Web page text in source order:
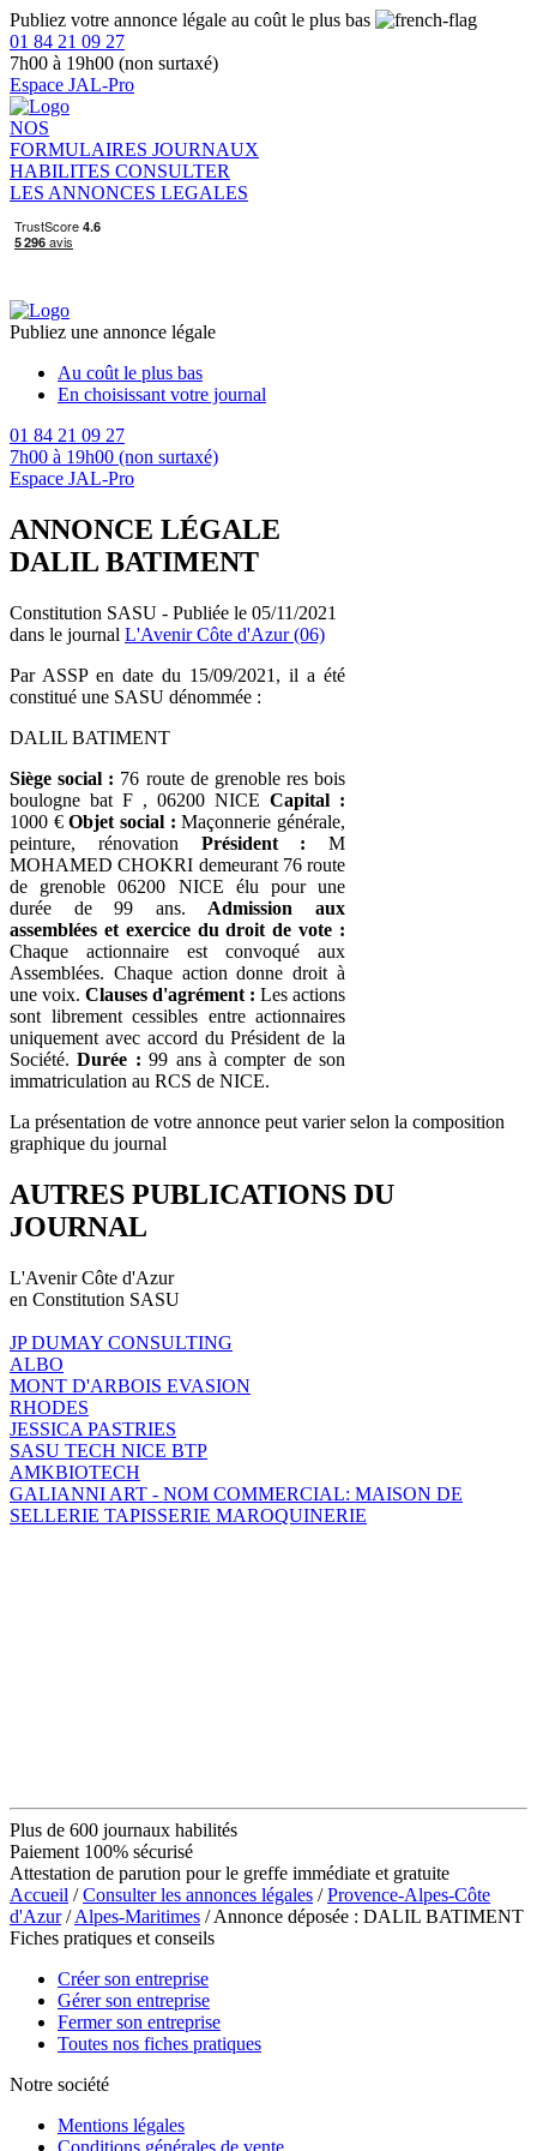
Publiez votre annonce légale au coût le plus bas
01 84 21 09 27
7h00 à 19h00 (non surtaxé)
Espace JAL-Pro
NOS
FORMULAIRES JOURNAUX
HABILITES CONSULTER
LES ANNONCES LEGALES
Publiez une annonce légale
Au coût le plus bas
En choisissant votre journal
01 84 21 09 27
7h00 à 19h00 (non surtaxé)
Espace JAL-Pro
ANNONCE LÉGALE
DALIL BATIMENT
Constitution SASU - Publiée le 05/11/2021
dans le journal L'Avenir Côte d'Azur (06)
Par ASSP en date du 15/09/2021, il a été
constitué une SASU dénommée :
DALIL BATIMENT
Siège social : 76 route de grenoble res bois
boulogne bat F , 06200 NICE Capital :
1000 €Objet social : Maçonnerie générale,
peinture, rénovation Président : M
MOHAMED CHOKRI demeurant 76 route
de grenoble 06200 NICE élu pour une
durée de 99 ans. Admission aux
assemblées et exercice du droit de vote :
Chaque actionnaire est convoqué aux
Assemblées. Chaque action donne droit à
une voix. Clauses d'agrément : Les actions
sont librement cessibles entre actionnaires
uniquement avec accord du Président de la
Société.Durée : 99 ans à compter de son
immatriculation au RCS de NICE.
La présentation de votre annonce peut varier selon la composition
graphique du journal
AUTRES PUBLICATIONS DU
JOURNAL
L'Avenir Côte d'Azur
en Constitution SASU
JP DUMAY CONSULTING
ALBO
MONT D'ARBOIS EVASION
RHODES
JESSICA PASTRIES
SASU TECH NICE BTP
AMKBIOTECH
GALIANNI ART - NOM COMMERCIAL: MAISON DE
SELLERIE TAPISSERIE MAROQUINERIE
Plus de 600 journaux habilités
Paiement 100% sécurisé
Attestation de parution pour le greffe immédiate et gratuite
Accueil /Consulter les annonces légales /Provence-Alpes-Côte
d'Azur/Alpes-Maritimes / Annonce déposée : DALIL BATIMENT
Fiches pratiques et conseils
Créer son entreprise
Gérer son entreprise
Fermer son entreprise
Toutes nos fiches pratiques
Notre société
Mentions légales
Conditions générales de vente